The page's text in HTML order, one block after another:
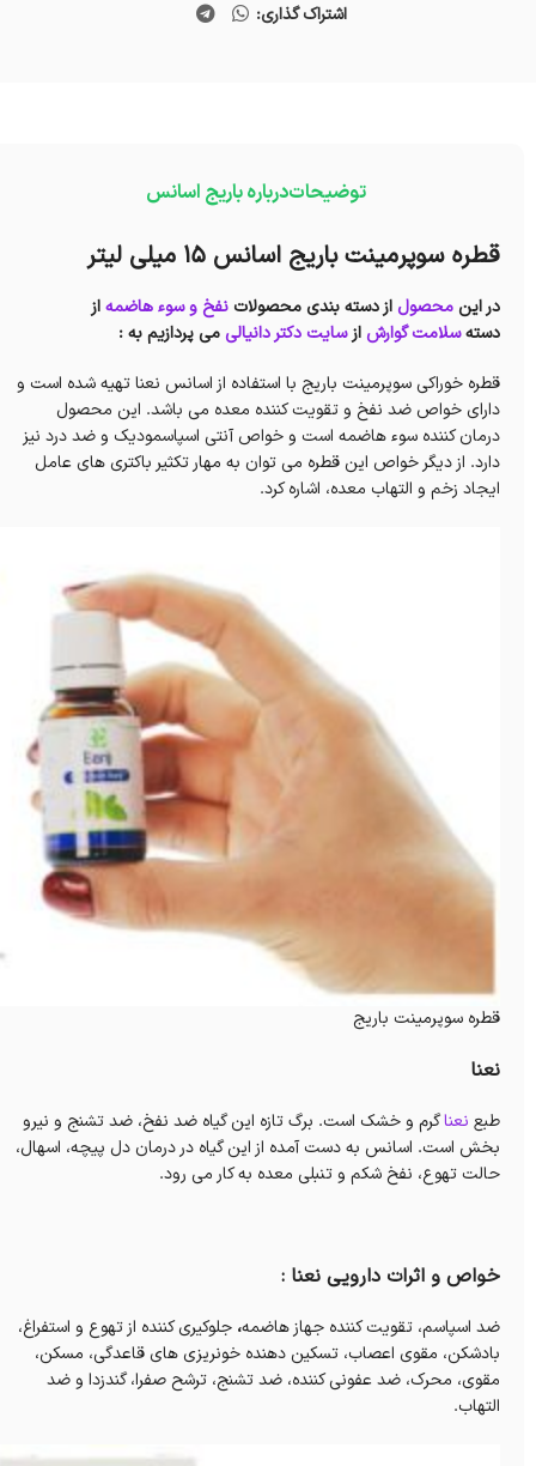
اشتراک گذاری:
توضیحاتدرباره باریج اسانس
قطره سوپرمینت باریج اسانس ۱۵ میلی لیتر
در این محصول از دسته بندی محصولات نفخ و سوء هاضمهاز
دستهسلامت گوارش ازسایت دکتر دانیالیمی پردازیم به :
قطره خوراکی سوپرمینت باریج با استفاده از اسانس نعنا تهیه شده است و
دارای خواص ضد نفخ و تقویت کننده معده می باشد. این محصول
درمان کننده سوء هاضمه است و خواص آنتی اسپاسمودیک و ضد درد نیز
دارد. از دیگر خواص این قطره می توان به مهار تکثیر باکتری های عامل
ایجاد زخم و التهاب معده، اشاره کرد.
قطره سوپرمینت باریج
نعنا
طبع نعناگرم و خشک است. برگ تازه این گیاه ضد نفخ، ضد تشنج و نیرو
بخش است. اسانس به دست آمده از این گیاه در درمان دل پیچه، اسهال،
حالت تهوع، نفخ شکم و تنبلی معده به کار می رود.
خواص و اثرات دارویی نعنا :
ضد اسپاسم، تقویت کننده جهاز هاضمه، جلوکیری کننده از تهوع و استفراغ،
بادشکن، مقوی اعصاب، تسکین دهنده خونریزی های قاعدگی، مسکن،
مقوی، محرک، ضد عفونی کننده، ضد تشنج، ترشح صفرا، گندزدا و ضد
التهاب.